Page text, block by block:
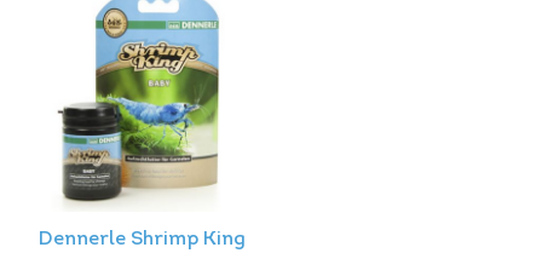
Dennerle Shrimp King